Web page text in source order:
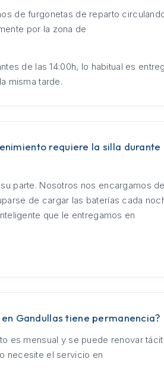
de furgonetas de reparto
por la zona de
de las 14:00h, lo habitual es
misma tarde.
requiere la silla durante
parte. Nosotros nos encargamos
de cargar las baterías cada
que le entregamos en
Gandullas tiene permanencia?
es mensual y se puede renovar
necesite el servicio en